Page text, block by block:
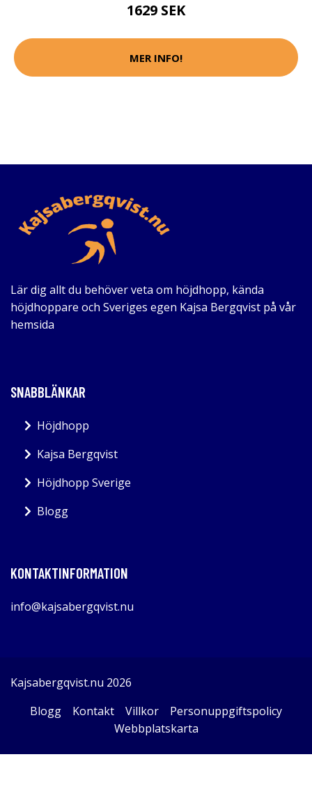
1629 SEK
MER INFO!
Lär dig allt du behöver veta om höjdhopp, kända
höjdhoppare och Sveriges egen Kajsa Bergqvist på vår
hemsida
SNABBLÄNKAR
Höjdhopp
Kajsa Bergqvist
Höjdhopp Sverige
Blogg
KONTAKTINFORMATION
info@kajsabergqvist.nu
Kajsabergqvist.nu 2026
Blogg
Kontakt Villkor
Personuppgiftspolicy
Webbplatskarta